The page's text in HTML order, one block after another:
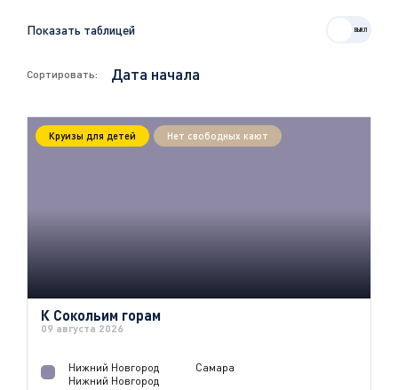
Показать таблицей
Сортировать:
Круизы для детей Нет свободных кают
К Сокольим горам
09 августа 2026
Нижний Новгород
Самара
Нижний Новгород